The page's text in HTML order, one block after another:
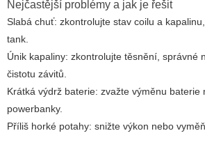
Nejčastější problémy a jak je řešit
Slabá chuť: zkontrolujte stav coilu a
tank.
Únik kapaliny: zkontrolujte těsnění, správné
čistotu závitů.
Krátká výdrž baterie: zvažte výměnu baterie
powerbanky.
Příliš horké potahy: snižte výkon nebo